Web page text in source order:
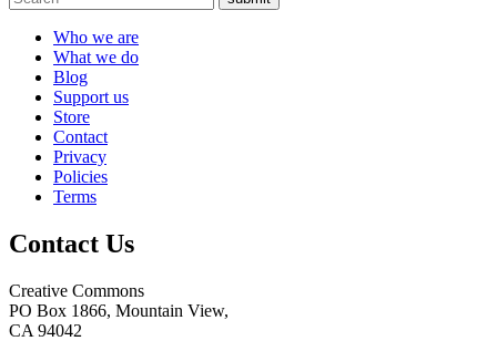
Who we are
What we do
Blog
Support us
Store
Contact
Privacy
Policies
Terms
Contact Us
Creative Commons
PO Box 1866, Mountain View,
CA 94042